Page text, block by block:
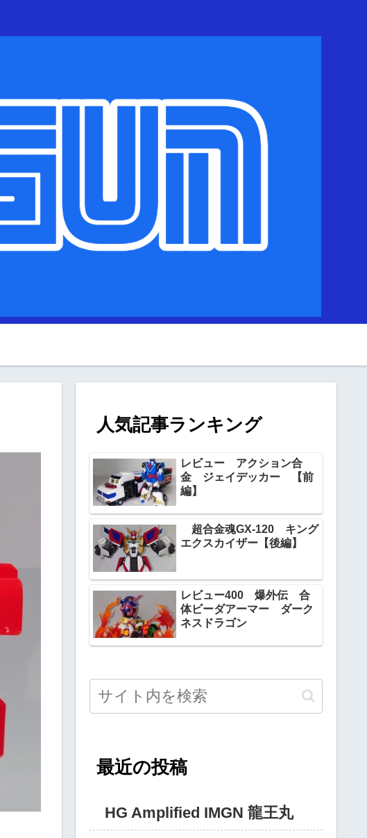
人気記事ランキング
レビュー アクション合
金 ジェイデッカー 【前
編】
超合金魂GX‐120 キング
エクスカイザー【後編】
レビュー400 爆外伝 合
体ビーダアーマー ダーク
ネスドラゴン
最近の投稿
HG Amplified IMGN 龍王丸